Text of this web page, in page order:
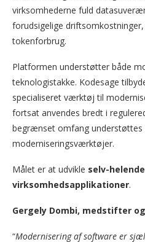
virksomhederne fuld
forudsigelige
tokenforbrug.
Platformen understøtter både
teknologistakke. Kodesage
specialiseret værktøj til
fortsat anvendes bredt i
begrænset omfang understøttes
moderniseringsværktøjer.
Målet er at udvikle selv-helende
virksomhedsapplikationer.
Gergely Dombi, medstifter
“Modernisering af software er